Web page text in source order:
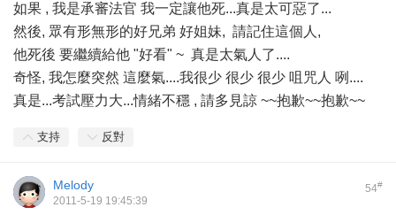
如果 , 我是承審法官 我一定讓他死...真是太可惡了...
然後, 眾有形無形的好兄弟 好姐妹, 請記住這個人,
他死後 要繼續給他 "好看" ~ 真是太氣人了....
奇怪, 我怎麼突然 這麼氣....我很少 很少 很少 咀咒人 咧....
真是...考試壓力大...情緒不穩 , 請多見諒 ~~抱歉~~抱歉~~
支持 反對
54#
Melody
2011-5-19 19:45:39